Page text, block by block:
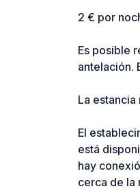
2 € por
Es posible
antelación.
La estancia
El
está
hay
cerca de la